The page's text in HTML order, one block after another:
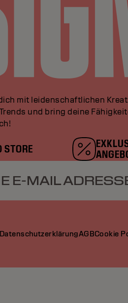
mit leidenschaftlichen
und bring deine
STORE
E-MAIL
AGBCookie